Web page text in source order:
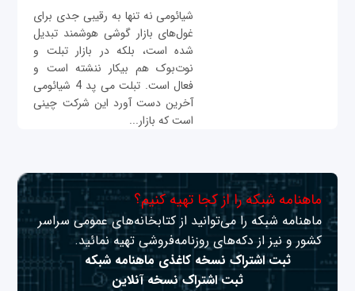
شیائومی نه تنها به رقیبی جدی برای
غول‌های بازار گوشی هوشمند تبدیل
شده است، بلکه در بازار تبلت و
نوت‌بوک هم بیکار ننشته است و
فعال است. تبلت می پد 4 شیائومی
آخرین دست آورد این شرکت چینی
است که بازار...
ماهنامه شبکه را از کجا تهیه کنیم؟
ماهنامه شبکه را می‌توانید از کتابخانه‌های عمومی سراسر
کشور و نیز از دکه‌های روزنامه‌فروشی تهیه نمائید.
ثبت اشتراک نسخه کاغذی ماهنامه شبکه
ثبت اشتراک نسخه آنلاین